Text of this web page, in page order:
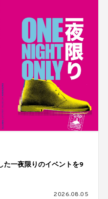
一夜限りのイベントを9
2026.08.05